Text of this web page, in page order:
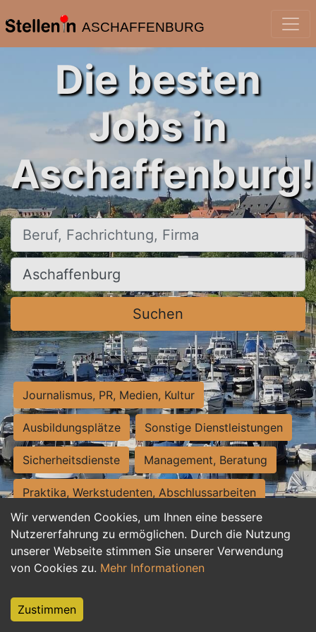
ASCHAFFENBURG
Wir verwenden Cookies, um Ihnen eine bessere
Nutzererfahrung zu ermöglichen. Durch die Nutzung
unserer Webseite stimmen Sie unserer Verwendung
von Cookies zu. Mehr Informationen
Zustimmen
Die besten
Jobs in
Aschaffenburg!
Beruf, Fachrichtung, Firma
Ort, Stadt
Suchen
Journalismus, PR, Medien, Kultur
Ausbildungsplätze Sonstige Dienstleistungen
Sicherheitsdienste Management, Beratung
Praktika, Werkstudenten, Abschlussarbeiten
Personalwesen Assistenz, Sekretariat
Hilfskräfte, Aushilfs- und Nebenjobs
Weiterbildung, Studium, duale Ausbildung